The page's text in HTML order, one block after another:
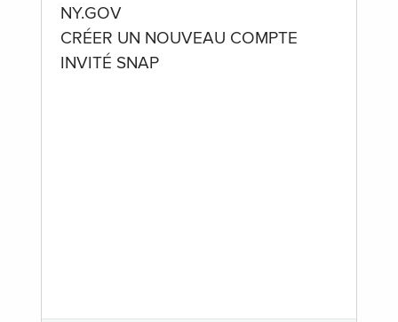
NY.GOV
CRÉER UN NOUVEAU COMPTE
INVITÉ SNAP